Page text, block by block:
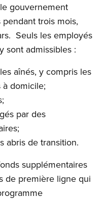
gouvernement
trois mois,
Seuls les employés
sont admissibles :
aînés, y compris les
domicile;
par des
abris de transition.
supplémentaires
de première ligne qui